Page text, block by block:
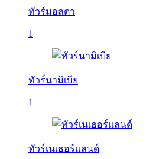
ทัวร์มอลตา
1
ทัวร์นามิเบีย
1
ทัวร์เนเธอร์แลนด์